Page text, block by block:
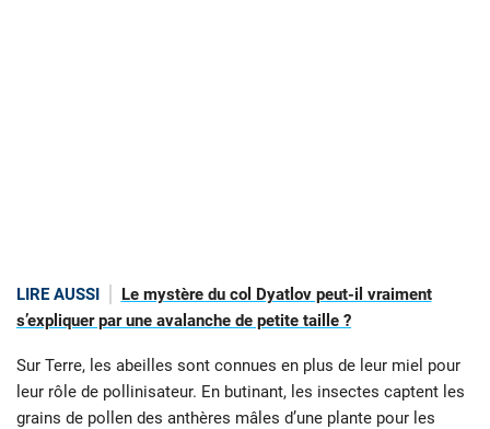
LIRE AUSSI
Le mystère du col Dyatlov peut-il vraiment
s’expliquer par une avalanche de petite taille ?
Sur Terre, les abeilles sont connues en plus de leur miel pour
leur rôle de pollinisateur. En butinant, les insectes captent les
grains de pollen des anthères mâles d’une plante pour les